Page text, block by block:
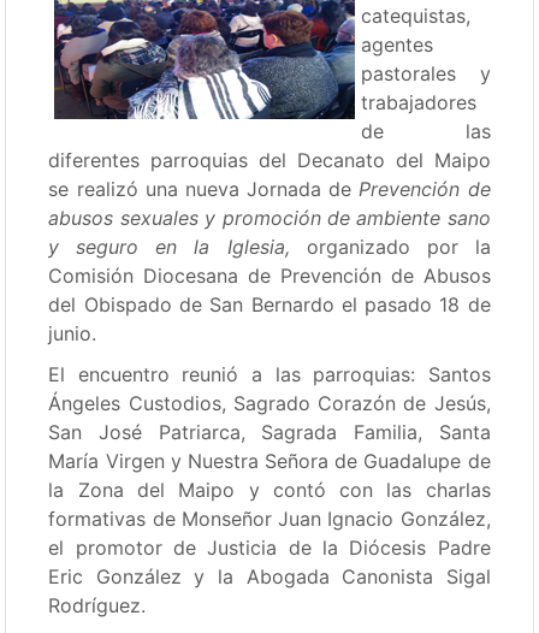
catequistas,
agentes
pastorales y
trabajadores
de las
diferentes parroquias del Decanato del Maipo
se realizó una nueva Jornada dePrevención de
abusos sexuales y promoción de ambiente sano
y seguro en la Iglesia, organizado por la
Comisión Diocesana de Prevención de Abusos
del Obispado de San Bernardo el pasado 18 de
junio.
El encuentro reunió a las parroquias: Santos
Ángeles Custodios, Sagrado Corazón de Jesús,
San José Patriarca, Sagrada Familia, Santa
María Virgen y Nuestra Señora de Guadalupe de
la Zona del Maipo y contó con las charlas
formativas de Monseñor Juan Ignacio González,
el promotor de Justicia de la Diócesis Padre
Eric González y la Abogada Canonista Sigal
Rodríguez.